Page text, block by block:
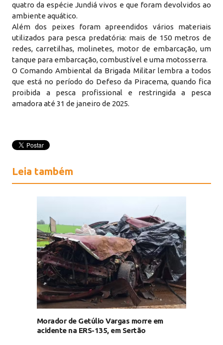
quatro da espécie Jundiá vivos e que foram devolvidos ao
ambiente aquático.
Além dos peixes foram apreendidos vários materiais
utilizados para pesca predatória: mais de 150 metros de
redes, carretilhas, molinetes, motor de embarcação, um
tanque para embarcação, combustível e uma motosserra.
O Comando Ambiental da Brigada Militar lembra a todos
que está no período do Defeso da Piracema, quando fica
proibida a pesca profissional e restringida a pesca
amadora até 31 de janeiro de 2025.
Leia também
Morador de Getúlio Vargas morre em
acidente na ERS-135, em Sertão